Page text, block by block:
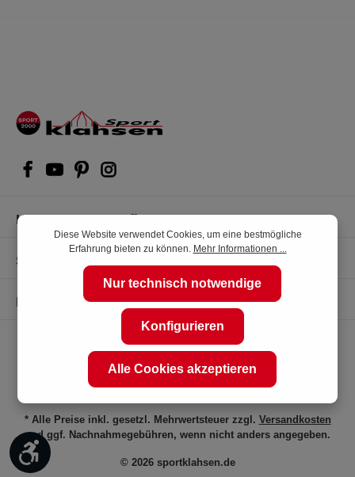
Kompetente Kaufberatung
Shop Service
Informationen
© 2026 sportklahsen.de
* Alle Preise inkl. gesetzl. Mehrwertsteuer zzgl. Versandkosten
und ggf. Nachnahmegebühren, wenn nicht anders angegeben.
Werkzeugleiste anzeigen
Diese Website verwendet Cookies, um eine bestmögliche
Erfahrung bieten zu können. Mehr Informationen ...
Nur technisch notwendige
Konfigurieren
Alle Cookies akzeptieren